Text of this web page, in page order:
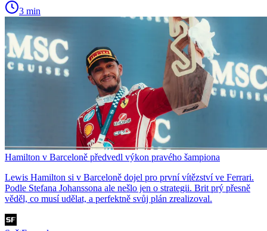
3 min
Hamilton v Barceloně předvedl výkon pravého šampiona
Lewis Hamilton si v Barceloně dojel pro první vítězství ve Ferrari.
Podle Stefana Johanssona ale nešlo jen o strategii. Brit prý přesně
věděl, co musí udělat, a perfektně svůj plán zrealizoval.